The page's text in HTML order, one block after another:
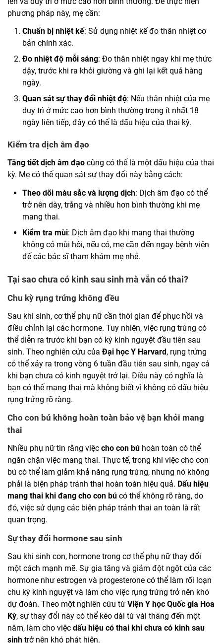
phương pháp này, mẹ cần:
Chuẩn bị nhiệt kế: Sử dụng nhiệt kế đo thân nhiệt cơ
bản chính xác.
Đo nhiệt độ mỗi sáng: Đo thân nhiệt ngay khi mẹ thức
dậy, trước khi ra khỏi giường và ghi lại kết quả hàng
ngày.
Quan sát sự thay đổi nhiệt độ: Nếu thân nhiệt của mẹ
duy trì ở mức cao hơn bình thường trong ít nhất 18
ngày liên tiếp, đây có thể là dấu hiệu của thai kỳ.
Kiểm tra dịch âm đạo
Tăng tiết dịch âm đạo cũng có thể là một dấu hiệu của thai
kỳ. Mẹ có thể quan sát sự thay đổi này bằng cách:
Theo dõi màu sắc và lượng dịch: Dịch âm đạo có thể
trở nên dày, trắng và nhiều hơn bình thường khi mẹ
mang thai.
Kiểm tra mùi: Dịch âm đạo khi mang thai thường
không có mùi hôi, nếu có, mẹ cần đến ngay bệnh viện
để các bác sĩ tham khám mẹ nhé.
Tại sao chưa có kinh sau sinh mà vẫn có thai?
Chu kỳ rụng trứng không đều
Sau khi sinh, cơ thể phụ nữ cần thời gian để phục hồi và
điều chỉnh lại các hormone. Tuy nhiên, việc rụng trứng có
thể diễn ra trước khi bạn có kỳ kinh nguyệt đầu tiên sau
sinh. Theo nghiên cứu củaĐại học Y Harvard, rụng trứng
có thể xảy ra trong vòng 6 tuần đầu tiên sau sinh, ngay cả
khi bạn chưa có kinh nguyệt trở lại. Điều này có nghĩa là
bạn có thể mang thai mà không biết vì không có dấu hiệu
rụng trứng rõ ràng.
Cho con bú không hoàn toàn bảo vệ bạn khỏi mang
thai
Nhiều phụ nữ tin rằng việc cho con bú hoàn toàn có thể
ngăn chặn việc mang thai. Thực tế, trong khi việc cho con
bú có thể làm giảm khả năng rụng trứng, nhưng nó không
phải là biện pháp tránh thai hoàn toàn hiệu quả. Dấu hiệu
mang thai khi đang cho con bú có thể không rõ ràng, do
đó, việc sử dụng các biện pháp tránh thai an toàn là rất
quan trọng.
Sự thay đổi hormone sau sinh
Sau khi sinh con, hormone trong cơ thể phụ nữ thay đổi
một cách mạnh mẽ. Sự gia tăng và giảm đột ngột của các
hormone như estrogen và progesterone có thể làm rối loạn
chu kỳ kinh nguyệt và làm cho việc rụng trứng trở nên khó
dự đoán. Theo một nghiên cứu từ Viện Y học Quốc gia Hoa
Kỳ, sự thay đổi này có thể kéo dài từ vài tháng đến một
năm, làm cho việc dấu hiệu có thai khi chưa có kinh sau
sinh trở nên khó phát hiện.